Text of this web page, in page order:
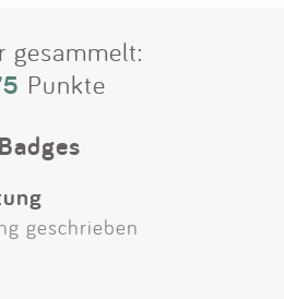
gesammelt:
Punkte
Badges
geschrieben